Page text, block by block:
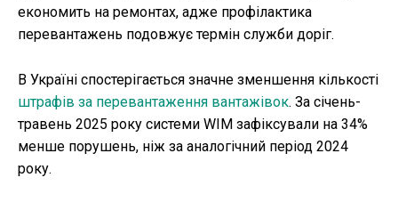
економить на ремонтах, адже профілактика
перевантажень подовжує термін служби доріг.
В Україні спостерігається значне зменшення кількості
штрафів за перевантаження вантажівок. За січень-
травень 2025 року системи WIM зафіксували на 34%
менше порушень, ніж за аналогічний період 2024
року.